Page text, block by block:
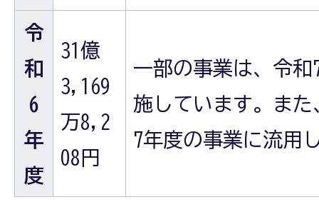
令
和
6
年
度
31億
3,169
万8,2
08円
一部の事業は、令
施しています。ま
7年度の事業に流用